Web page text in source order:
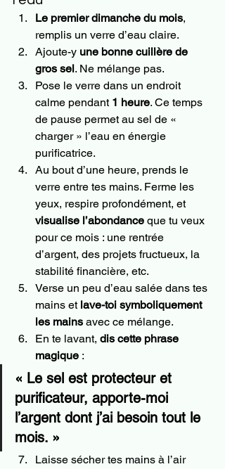
Le premier dimanche du mois,
remplis un verre d’eau claire.
Ajoute-y une bonne cuillère de
gros sel. Ne mélange pas.
Pose le verre dans un endroit
calme pendant 1 heure. Ce temps
de pause permet au sel de «
charger » l’eau en énergie
purificatrice.
Au bout d’une heure, prends le
verre entre tes mains. Ferme les
yeux, respire profondément, et
visualise l’abondance que tu veux
pour ce mois : une rentrée
d’argent, des projets fructueux, la
stabilité financière, etc.
Verse un peu d’eau salée dans tes
mains et lave-toi symboliquement
les mains avec ce mélange.
En te lavant, dis cette phrase
magique :
« Le sel est protecteur et
purificateur, apporte-moi
l’argent dont j’ai besoin tout le
mois. »
Laisse sécher tes mains à l’air